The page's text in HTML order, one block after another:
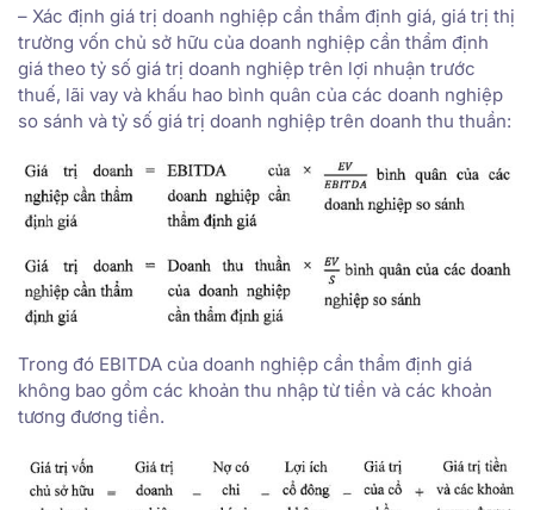
– Xác định giá trị doanh nghiệp cần thẩm định giá, giá trị thị
trường vốn chủ sở hữu của doanh nghiệp cần thẩm định
giá theo tỷ số giá trị doanh nghiệp trên lợi nhuận trước
thuế, lãi vay và khấu hao bình quân của các doanh nghiệp
so sánh và tỷ số giá trị doanh nghiệp trên doanh thu thuần:
Trong đó EBITDA của doanh nghiệp cần thẩm định giá
không bao gồm các khoản thu nhập từ tiền và các khoản
tương đương tiền.